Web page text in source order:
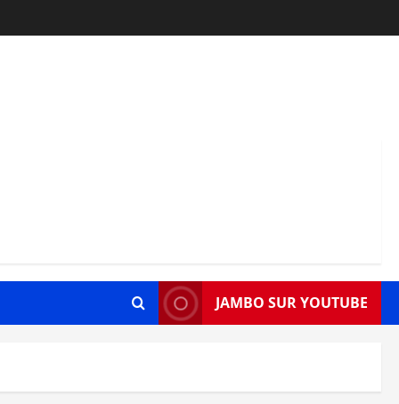
JAMBO SUR YOUTUBE